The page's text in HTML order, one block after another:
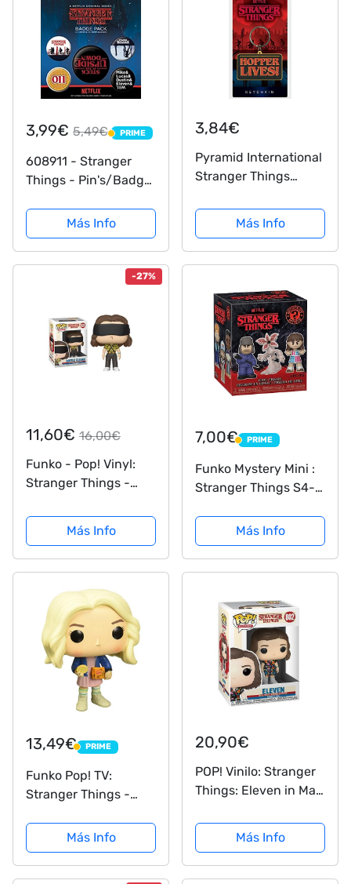
3,99€ 5,49€ PRIME
PRIME
608911 - Stranger
Things - Pin's/Badge
(PlayStation 4)
Más Info
3,84€
Pyramid International
Stranger Things
Keychain Llavero,
Multi, One Size Unisex
Adulto
Más Info
-27%
11,60€ 16,00€
Funko - Pop! Vinyl:
Stranger Things -
De Vinil, Multicolor
(39367)
Más Info
7,00€ PRIME
PRIME
Funko Mystery Mini :
Stranger Things S4- 1
Styles VaryMás Info
13,49€ PRIME
PRIME
Funko Pop! TV:
Stranger Things -
CHASE 10cm Figura
de acción
Más Info
20,90€
POP! Vinilo: Stranger
Things: Eleven in Mall
Más Info